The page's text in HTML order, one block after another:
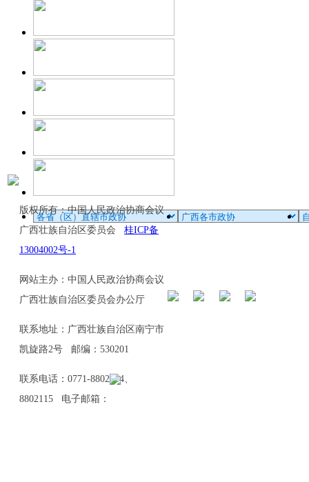
版权所有：中国人民政治协商会议
广西壮族自治区委员会 桂ICP备
13004002号-1
网站主办：中国人民政治协商会议
广西壮族自治区委员会办公厅
联系地址：广西壮族自治区南宁市
凯旋路2号 邮编：530201
联系电话：0771-8802114、
8802115 电子邮箱：